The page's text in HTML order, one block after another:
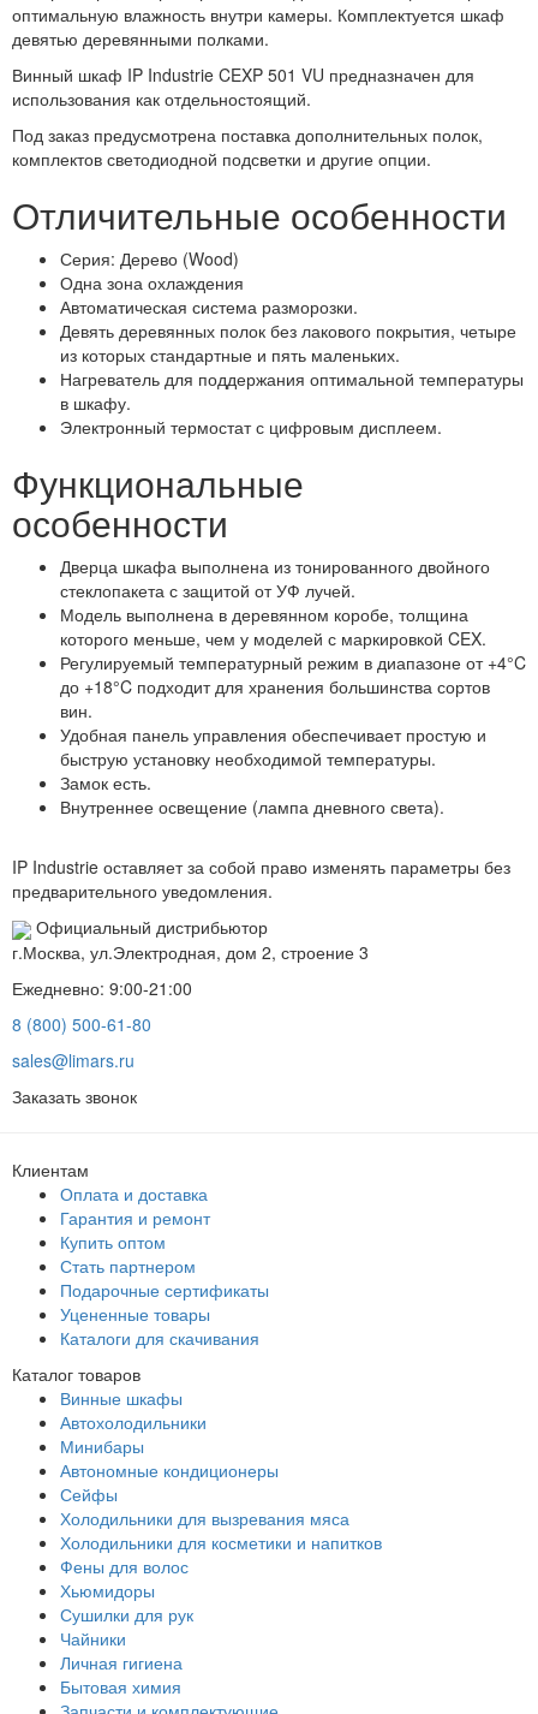
оптимальную влажность внутри камеры. Комплектуется шкаф
девятью деревянными полками.
Винный шкаф IP Industrie CEXP 501 VU предназначен для
использования как отдельностоящий.
Под заказ предусмотрена поставка дополнительных полок,
комплектов светодиодной подсветки и другие опции.
Отличительные особенности
Серия: Дерево (Wood)
Одна зона охлаждения
Автоматическая система разморозки.
Девять деревянных полок без лакового покрытия, четыре
из которых стандартные и пять маленьких.
Нагреватель для поддержания оптимальной температуры
в шкафу.
Электронный термостат с цифровым дисплеем.
Функциональные
особенности
Дверца шкафа выполнена из тонированного двойного
стеклопакета с защитой от УФ лучей.
Модель выполнена в деревянном коробе, толщина
которого меньше, чем у моделей с маркировкой CEX.
Регулируемый температурный режим в диапазоне от +4°C
до +18°C подходит для хранения большинства сортов
вин.
Удобная панель управления обеспечивает простую и
быструю установку необходимой температуры.
Замок есть.
Внутреннее освещение (лампа дневного света).
IP Industrie оставляет за собой право изменять параметры без
предварительного уведомления.
Официальный дистрибьютор
г.Москва, ул.Электродная, дом 2, строение 3
Ежедневно: 9:00-21:00
8 (800) 500-61-80
sales@limars.ru
Заказать звонок
Клиентам
Оплата и доставка
Гарантия и ремонт
Купить оптом
Стать партнером
Подарочные сертификаты
Уцененные товары
Каталоги для скачивания
Каталог товаров
Винные шкафы
Автохолодильники
Минибары
Автономные кондиционеры
Сейфы
Холодильники для вызревания мяса
Холодильники для косметики и напитков
Фены для волос
Хьюмидоры
Сушилки для рук
Чайники
Личная гигиена
Бытовая химия